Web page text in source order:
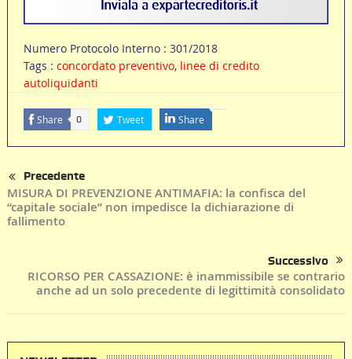
Numero Protocolo Interno : 301/2018
Tags : concordato preventivo, linee di credito
autoliquidanti
Share 0 Tweet Share
Precedente
MISURA DI PREVENZIONE ANTIMAFIA: la confisca del
“capitale sociale” non impedisce la dichiarazione di
fallimento
Successivo
RICORSO PER CASSAZIONE: è inammissibile se contrario
anche ad un solo precedente di legittimità consolidato